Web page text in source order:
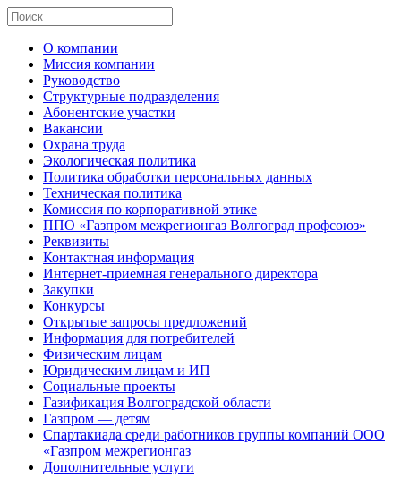
О компании
Миссия компании
Руководство
Структурные подразделения
Абонентские участки
Вакансии
Охрана труда
Экологическая политика
Политика обработки персональных данных
Техническая политика
Комиссия по корпоративной этике
ППО «Газпром межрегионгаз Волгоград профсоюз»
Реквизиты
Контактная информация
Интернет-приемная генерального директора
Закупки
Конкурсы
Открытые запросы предложений
Информация для потребителей
Физическим лицам
Юридическим лицам и ИП
Социальные проекты
Газификация Волгоградской области
Газпром — детям
Спартакиада среди работников группы компаний ООО
«Газпром межрегионгаз
Дополнительные услуги